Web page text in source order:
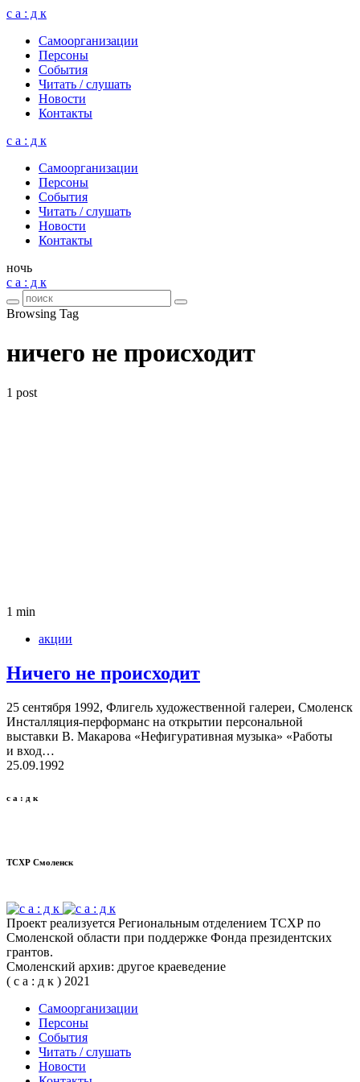
с а : д к
Само­ор­га­ни­за­ции
Пер­соны
Собы­тия
Читать / слу­шать
Ново­сти
Кон­такты
с а : д к
Само­ор­га­ни­за­ции
Пер­соны
Собы­тия
Читать / слу­шать
Ново­сти
Кон­такты
ночь
с а : д к
Browsing Tag
ничего не происходит
1 post
1 min
акции
Ничего не про­ис­хо­дит
25 сен­тября 1992, Фли­гель худо­же­ствен­ной гале­реи, Смо­ленск
Инсталляция-перформанс на откры­тии пер­со­наль­ной
выставки В. Мака­рова «Нефи­гу­ра­тив­ная музыка» «Работы
и вход…
25.09.1992
с а : д к
ТСХР Cмо­ленск
Проект реализуется Региональным отделением ТСХР по
Смоленской области при поддержке Фонда президентских
грантов.
Смоленский архив: другое краеведение
( с а : д к ) 2021
Само­ор­га­ни­за­ции
Пер­соны
Собы­тия
Читать / слу­шать
Ново­сти